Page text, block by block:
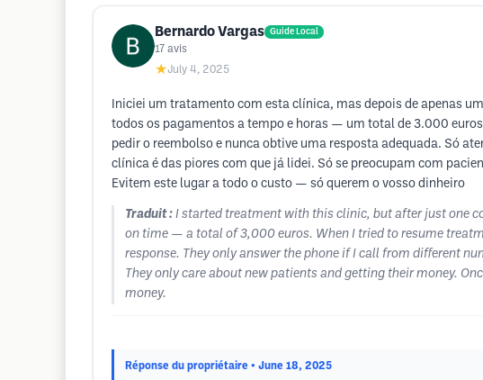
Bernardo Vargas Guide Local
17 avis
★July 4, 2025
Iniciei um tratamento com esta clínica, mas depois de apenas
todos os pagamentos a tempo e horas — um total de 3.000
pedir o reembolso e nunca obtive uma resposta adequada. Só
clínica é das piores com que já lidei. Só se preocupam com
Evitem este lugar a todo o custo — só querem o vosso dinheiro
Traduit : I started treatment with this clinic, but after just one
on time — a total of 3,000 euros. When I tried to resume
response. They only answer the phone if I call from different
They only care about new patients and getting their money.
money.
Réponse du propriétaire • June 18, 2025